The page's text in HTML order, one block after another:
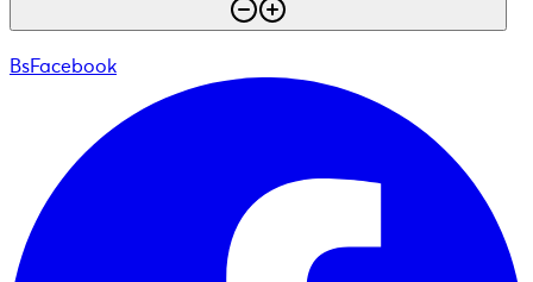
BsFacebook